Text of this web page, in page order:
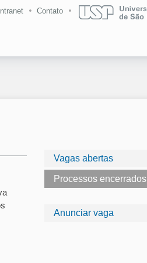
Intranet Contato
Vagas abertas
Processos encerrados
Anunciar vaga